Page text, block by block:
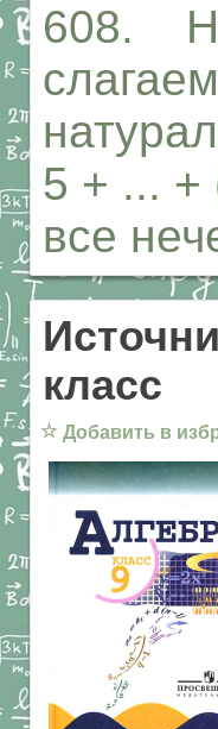
608.
5 + ... +
все
класс
☆ Добавить в